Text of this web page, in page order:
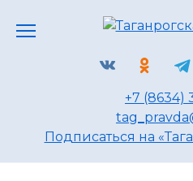
+7 (8634)
Подписаться на